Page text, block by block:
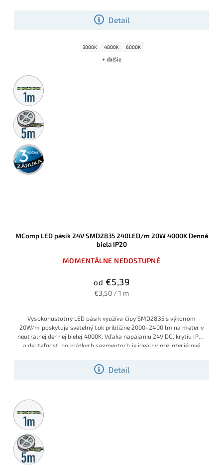
Detail
3000K 4000K 6000K
+ ďalšie
Metrážny
predaj
5m
rolka
3 roky
záruka
MComp LED pásik 24V SMD2835 240LED/m 20W 4000K Denná
biela IP20
MOMENTÁLNE NEDOSTUPNÉ
od €5,39
€3,50 / 1 m
Detail
Vysokohustotný LED pásik využíva čipy SMD2835 s výkonom
20W/m poskytuje svetelný tok približne 2000–2400 lm na meter v
neutrálnej dennej bielej 4000K. Vďaka napájaniu 24V DC, krytiu IP20
a deliteľnosti po krátkych segmentoch je ideálny pre interiérové
Metrážny
predaj
5m
rolka